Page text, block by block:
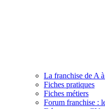
La franchise de A
Fiches pratiques
Fiches métiers
Forum franchise :